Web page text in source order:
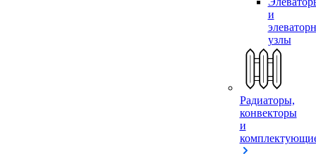
и
узлы
Радиаторы,
конвекторы
и